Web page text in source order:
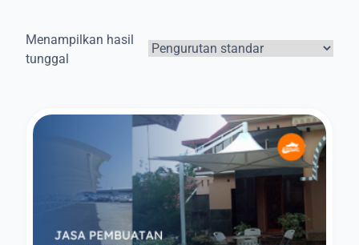
Menampilkan hasil
tunggal